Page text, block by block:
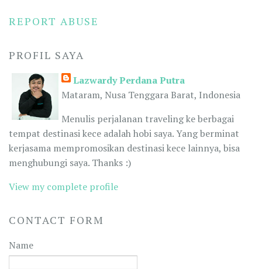
REPORT ABUSE
PROFIL SAYA
Lazwardy Perdana Putra
Mataram, Nusa Tenggara Barat, Indonesia
Menulis perjalanan traveling ke berbagai
tempat destinasi kece adalah hobi saya. Yang berminat
kerjasama mempromosikan destinasi kece lainnya, bisa
menghubungi saya. Thanks :)
View my complete profile
CONTACT FORM
Name